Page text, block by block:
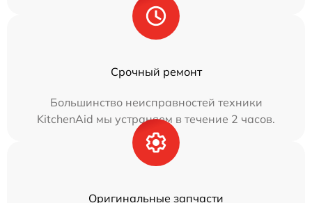
Срочный ремонт
Большинство неисправностей техники
KitchenAid мы устраняем в течение 2 часов.
Оригинальные запчасти